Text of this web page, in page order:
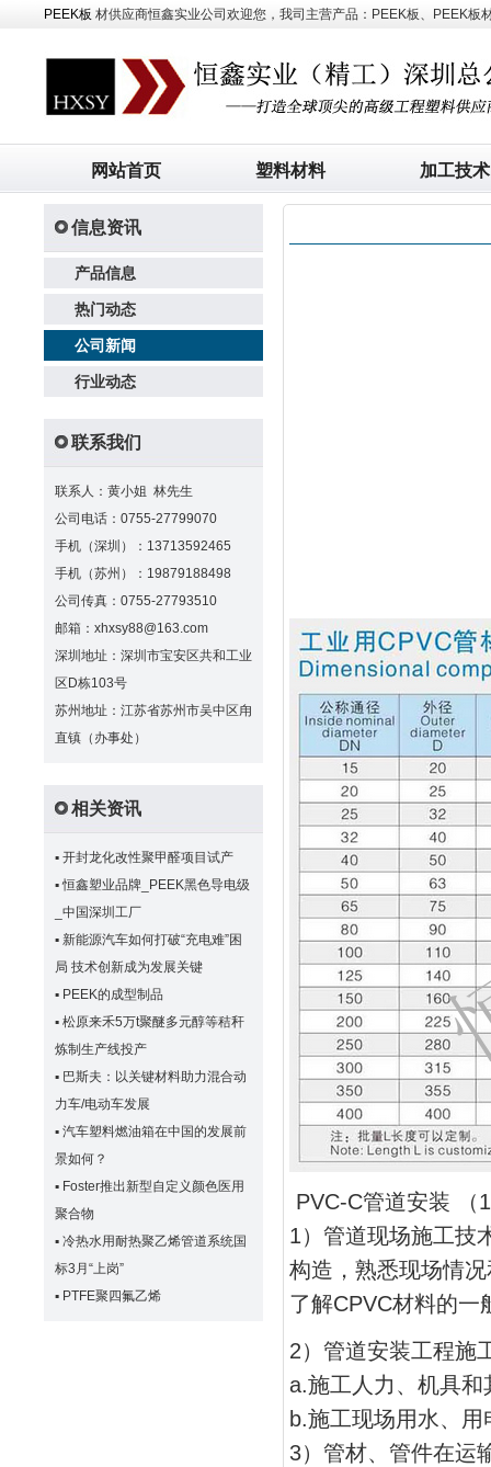
PEEK板 材供应商恒鑫实业公司欢迎您，我司主营产品：PEEK板、PEEK板
网站首页 塑料材料 加工技术
信息资讯
产品信息
热门动态
公司新闻
行业动态
联系我们
联系人：黄小姐 林先生
公司电话：0755-27799070
手机（深圳）：13713592465
手机（苏州）：19879188498
公司传真：0755-27793510
邮箱：xhxsy88@163.com
深圳地址：深圳市宝安区共和工业
区D栋103号
苏州地址：江苏省苏州市吴中区甪
直镇（办事处）
相关资讯
▪ 开封龙化改性聚甲醛项目试产
▪恒鑫塑业品牌_PEEK黑色导电级
_中国深圳工厂
▪ 新能源汽车如何打破“充电难”困
局 技术创新成为发展关键
▪ PEEK的成型制品
▪ 松原来禾5万t聚醚多元醇等秸秆
炼制生产线投产
▪ 巴斯夫：以关键材料助力混合动
力车/电动车发展
▪ 汽车塑料燃油箱在中国的发展前
景如何？
▪ Foster推出新型自定义颜色医用
聚合物
▪ 冷热水用耐热聚乙烯管道系统国
标3月“上岗”
▪ PTFE聚四氟乙烯
PVC-C管道安装 （
1）管道现场施工技
构造，熟悉现场情
了解CPVC材料的一
2）管道安装工程施
a.施工人力、机具
b.施工现场用水、
3）管材、管件在运